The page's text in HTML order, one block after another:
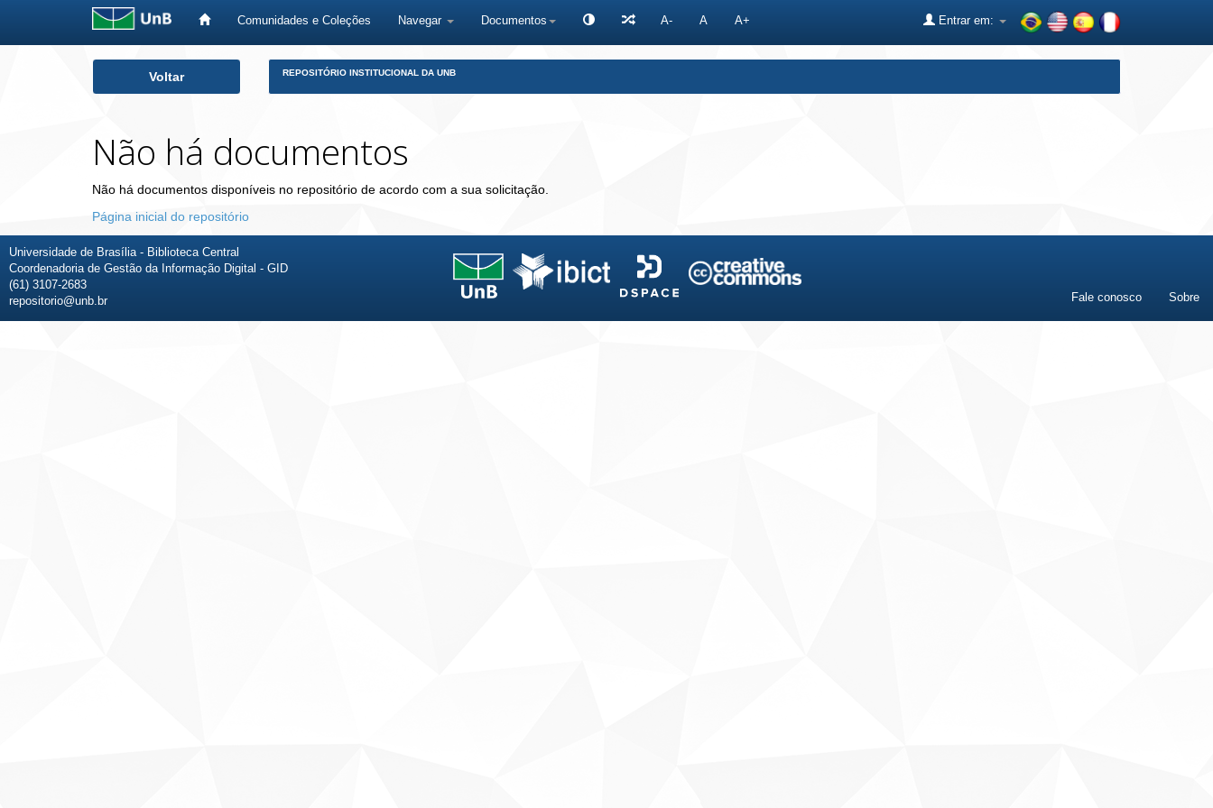
Comunidades e Coleções Navegar Documentos A- A A+ Entrar em:
Voltar REPOSITÓRIO INSTITUCIONAL DA UNB
Não há documentos
Não há documentos disponíveis no repositório de acordo com a sua solicitação.
Página inicial do repositório
Universidade de Brasília - Biblioteca Central
Coordenadoria de Gestão da Informação Digital - GID
(61) 3107-2683
repositorio@unb.br
Fale conosco Sobre